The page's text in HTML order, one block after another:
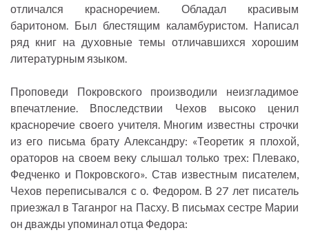
отличался красноречием. Обладал красивым
баритоном. Был блестящим каламбуристом. Написал
ряд книг на духовные темы отличавшихся хорошим
литературным языком.
Проповеди Покровского производили неизгладимое
впечатление. Впоследствии Чехов высоко ценил
красноречие своего учителя. Многим известны строчки
из его письма брату Александру: «Теоретик я плохой,
ораторов на своем веку слышал только трех: Плевако,
Федченко и Покровского». Став известным писателем,
Чехов переписывался с о. Федором. В 27 лет писатель
приезжал в Таганрог на Пасху. В письмах сестре Марии
он дважды упоминал отца Федора: